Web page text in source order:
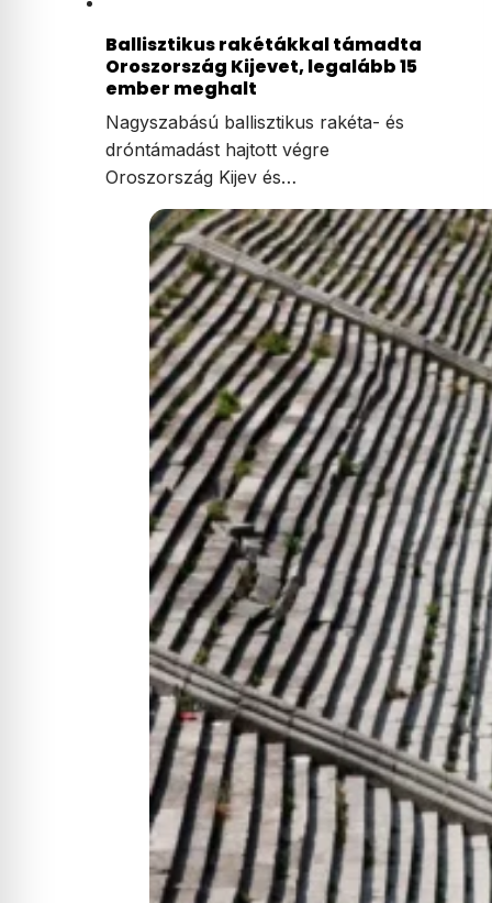
Ballisztikus rakétákkal támadta
Oroszország Kijevet, legalább 15
ember meghalt
Nagyszabású ballisztikus rakéta- és
dróntámadást hajtott végre
Oroszország Kijev és…